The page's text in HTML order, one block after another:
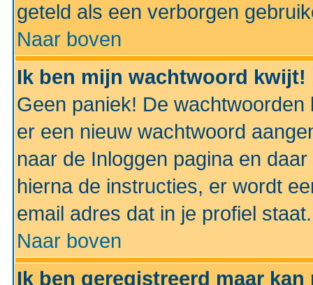
geteld als een verborgen
Naar boven
Ik ben mijn wachtwoord kwijt!
Geen paniek! De
er een nieuw wachtwoord
naar de Inloggen pagina en
hierna de instructies, er wordt
email adres dat in je profiel staat.
Naar boven
Ik ben geregistreerd maar